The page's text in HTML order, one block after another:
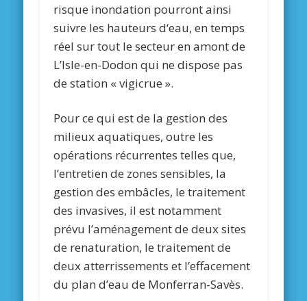
risque inondation pourront ainsi
suivre les hauteurs d‘eau, en temps
réel sur tout le secteur en amont de
L’Isle-en-Dodon qui ne dispose pas
de station « vigicrue ».
Pour ce qui est de la gestion des
milieux aquatiques, outre les
opérations récurrentes telles que,
l’entretien de zones sensibles, la
gestion des embâcles, le traitement
des invasives, il est notamment
prévu l’aménagement de deux sites
de renaturation, le traitement de
deux atterrissements et l’effacement
du plan d’eau de Monferran-Savès.